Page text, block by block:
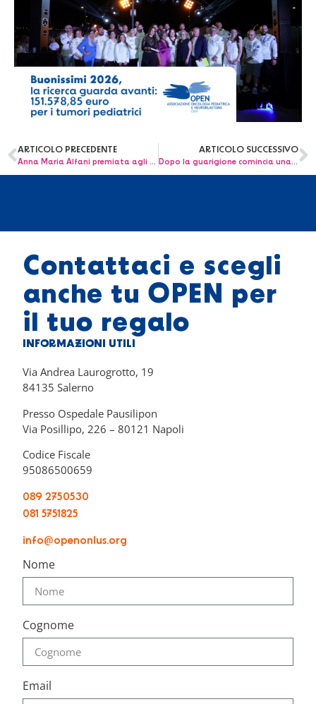
ARTICOLO PRECEDENTE
Anna Maria Alfani premiata agli MpmLegal Awards 2026
ARTICOLO SUCCESSIVO
Dopo la guarigione comincia una nuova missione: l’Associazione OPEN OdV protagonista al congresso mondiale di Genova
Contattaci e scegli
anche tu OPEN per
il tuo regalo
INFORMAZIONI UTILI
Via Andrea Laurogrotto, 19
84135 Salerno
Presso Ospedale Pausilipon
Via Posillipo, 226 – 80121 Napoli
Codice Fiscale
95086500659
089 2750530
081 5751825
info@openonlus.org
Nome
Cognome
Email